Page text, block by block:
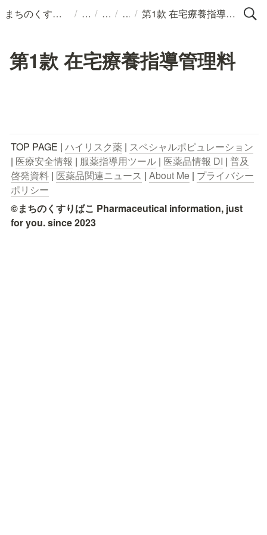
まちのくすりばこ / / / / 第1款 在宅療養指導管理料
第1款 在宅療養指導管理料
TOP PAGE | ハイリスク薬 | スペシャルポピュレーション
| 医療安全情報 | 服薬指導用ツール | 医薬品情報 DI | 普及
啓発資料 | 医薬品関連ニュース | About Me | プライバシー
ポリシー
©まちのくすりばこ Pharmaceutical information, just
for you. since 2023